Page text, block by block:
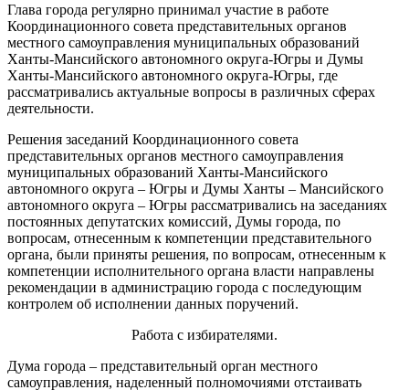
Глава города регулярно принимал участие в работе
Координационного совета представительных органов
местного самоуправления муниципальных образований
Ханты-Мансийского автономного округа-Югры и Думы
Ханты-Мансийского автономного округа-Югры, где
рассматривались актуальные вопросы в различных сферах
деятельности.
Решения заседаний Координационного совета
представительных органов местного самоуправления
муниципальных образований Ханты-Мансийского
автономного округа – Югры и Думы Ханты – Мансийского
автономного округа – Югры рассматривались на заседаниях
постоянных депутатских комиссий, Думы города, по
вопросам, отнесенным к компетенции представительного
органа, были приняты решения, по вопросам, отнесенным к
компетенции исполнительного органа власти направлены
рекомендации в администрацию города с последующим
контролем об исполнении данных поручений.
Работа с избирателями.
Дума города – представительный орган местного
самоуправления, наделенный полномочиями отстаивать